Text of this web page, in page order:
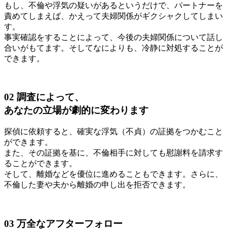
もし、不倫や浮気の疑いがあるというだけで、パートナーを
責めてしまえば、かえって夫婦関係がギクシャクしてしまい
す。
事実確認をすることによって、今後の夫婦関係について話し
合いがもてます。そしてなによりも、冷静に対処することが
できます。
02 調査によって、
あなたの立場が劇的に変わります
探偵に依頼すると、確実な浮気（不貞）の証拠をつかむこと
ができます。
また、その証拠を基に、不倫相手に対しても慰謝料を請求す
ることができます。
そして、離婚などを優位に進めることもできます。さらに、
不倫した妻や夫から離婚の申し出を拒否できます。
03 万全なアフターフォロー